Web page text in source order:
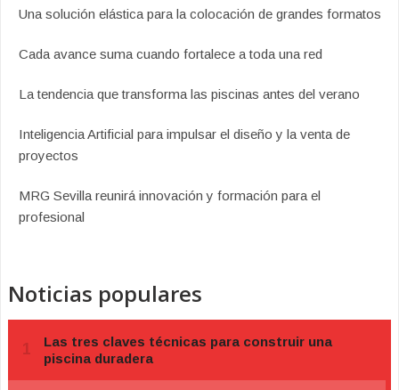
Una solución elástica para la colocación de grandes formatos
Cada avance suma cuando fortalece a toda una red
La tendencia que transforma las piscinas antes del verano
Inteligencia Artificial para impulsar el diseño y la venta de
proyectos
MRG Sevilla reunirá innovación y formación para el
profesional
Noticias populares